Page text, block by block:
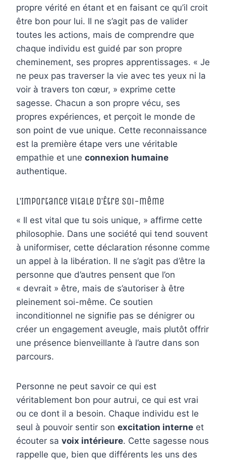
propre vérité en étant et en faisant ce qu’il croit
être bon pour lui. Il ne s’agit pas de valider
toutes les actions, mais de comprendre que
chaque individu est guidé par son propre
cheminement, ses propres apprentissages. « Je
ne peux pas traverser la vie avec tes yeux ni la
voir à travers ton cœur, » exprime cette
sagesse. Chacun a son propre vécu, ses
propres expériences, et perçoit le monde de
son point de vue unique. Cette reconnaissance
est la première étape vers une véritable
empathie et une connexion humaine
authentique.
L’Importance Vitale d’Être Soi-même
« Il est vital que tu sois unique, » affirme cette
philosophie. Dans une société qui tend souvent
à uniformiser, cette déclaration résonne comme
un appel à la libération. Il ne s’agit pas d’être la
personne que d’autres pensent que l’on
« devrait » être, mais de s’autoriser à être
pleinement soi-même. Ce soutien
inconditionnel ne signifie pas se dénigrer ou
créer un engagement aveugle, mais plutôt offrir
une présence bienveillante à l’autre dans son
parcours.
Personne ne peut savoir ce qui est
véritablement bon pour autrui, ce qui est vrai
ou ce dont il a besoin. Chaque individu est le
seul à pouvoir sentir son excitation interne et
écouter sa voix intérieure. Cette sagesse nous
rappelle que, bien que différents les uns des